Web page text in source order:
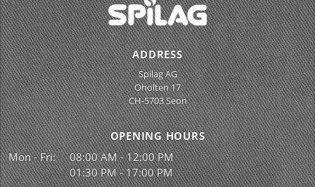
ADDRESS
Spilag AG
Oholten 17
CH-5703 Seon
OPENING HOURS
Mon - Fri:
08:00 AM - 12:00 PM
01:30 PM - 17:00 PM